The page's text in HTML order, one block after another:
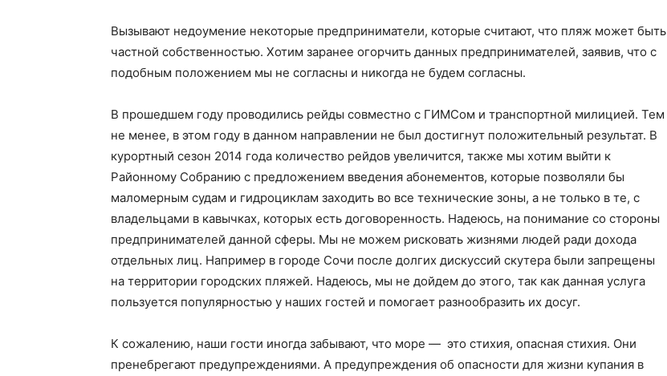
Вызывают недоумение некоторые предприниматели, которые считают, что пляж может быть
частной собственностью. Хотим заранее огорчить данных предпринимателей, заявив, что с
подобным положением мы не согласны и никогда не будем согласны.
В прошедшем году проводились рейды совместно с ГИМСом и транспортной милицией. Тем
не менее, в этом году в данном направлении не был достигнут положительный результат. В
курортный сезон 2014 года количество рейдов увеличится, также мы хотим выйти к
Районному Собранию с предложением введения абонементов, которые позволяли бы
маломерным судам и гидроциклам заходить во все технические зоны, а не только в те, с
владельцами в кавычках, которых есть договоренность. Надеюсь, на понимание со стороны
предпринимателей данной сферы. Мы не можем рисковать жизнями людей ради дохода
отдельных лиц. Например в городе Сочи после долгих дискуссий скутера были запрещены
на территории городских пляжей. Надеюсь, мы не дойдем до этого, так как данная услуга
пользуется популярностью у наших гостей и помогает разнообразить их досуг.
К сожалению, наши гости иногда забывают, что море — это стихия, опасная стихия. Они
пренебрегают предупреждениями. А предупреждения об опасности для жизни купания в